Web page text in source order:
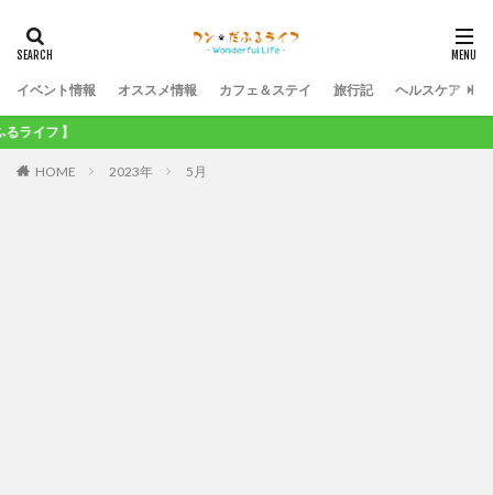
イベント情報 オススメ情報 カフェ＆ステイ 旅行記 ヘルスケア
】
HOME 2023年 5月